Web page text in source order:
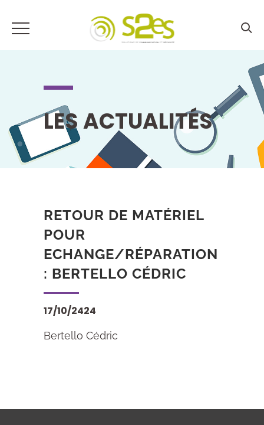
LES ACTUALITÉS
RETOUR DE MATÉRIEL
POUR
ECHANGE/RÉPARATION
: BERTELLO CÉDRIC
17/10/2424
Bertello Cédric